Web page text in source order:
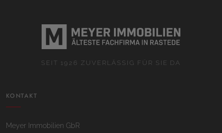
SEIT 1926 ZUVERLÄSSIG FÜR SIE DA
KONTAKT
Meyer Immobilien GbR